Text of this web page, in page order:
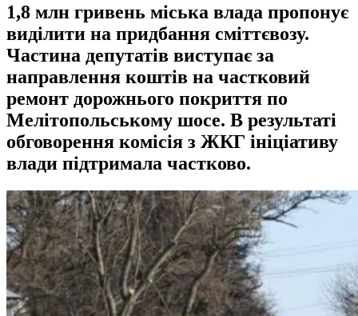
1,8 млн гривень міська влада пропонує
виділити на придбання сміттєвозу.
Частина депутатів виступає за
направлення коштів на частковий
ремонт дорожнього покриття по
Мелітопольському шосе. В результаті
обговорення комісія з ЖКГ ініціативу
влади підтримала частково.